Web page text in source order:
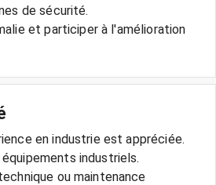
de sécurité.
et participer à l'amélioration
en industrie est appréciée.
industriels.
ou maintenance